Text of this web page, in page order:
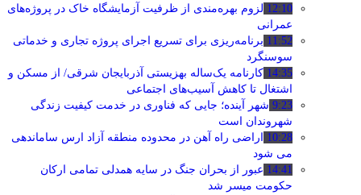
12:10 لزوم بهره‌مندی از ظرفیت آزمایشگاه خاک در پروژه‌های
عمرانی
11:52 برنامه‌ریزی برای تسریع اجرای پروژه تجاری و خدماتی
سوسنگرد
14:35 کارنامه یک‌ساله بهزیستی آذربایجان شرقی/ از مسکن و
اشتغال تا کاهش آسیب‌های اجتماعی
9:23 شهر آینده؛ جایی که فناوری در خدمت کیفیت زندگی
شهروندان است
10:28
اراضی راه آهن در محدوده منطقه آزاد ارس ساماندهی
می شود
14:41 عبور از بحران جنگ در سایه همدلی تمامی ارکان
حکومت میسر شد